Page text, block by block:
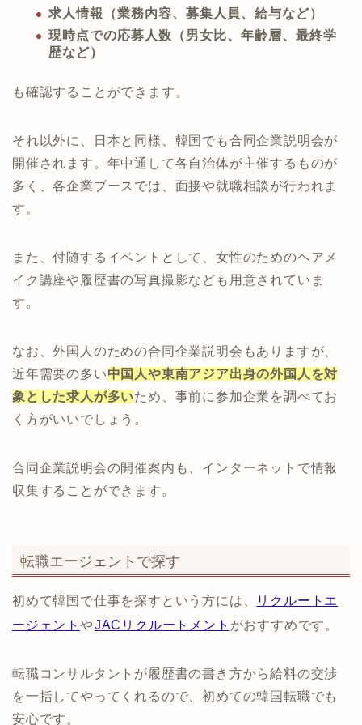
求人情報（業務内容、募集人員、給与など）
現時点での応募人数（男女比、年齢層、最終学
歴など）
も確認することができます。
それ以外に、日本と同様、韓国でも合同企業説明会が
開催されます。年中通して各自治体が主催するものが
多く、各企業ブースでは、面接や就職相談が行われま
す。
また、付随するイベントとして、女性のためのヘアメ
イク講座や履歴書の写真撮影なども用意されていま
す。
なお、外国人のための合同企業説明会もありますが、
近年需要の多い中国人や東南アジア出身の外国人を対
象とした求人が多いため、事前に参加企業を調べてお
く方がいいでしょう。
合同企業説明会の開催案内も、インターネットで情報
収集することができます。
転職エージェントで探す
初めて韓国で仕事を探すという方には、
リクルートエ
ージェント やJACリクルートメント がおすすめです。
転職コンサルタントが履歴書の書き方から給料の交渉
を一括してやってくれるので、初めての韓国転職でも
安心です。